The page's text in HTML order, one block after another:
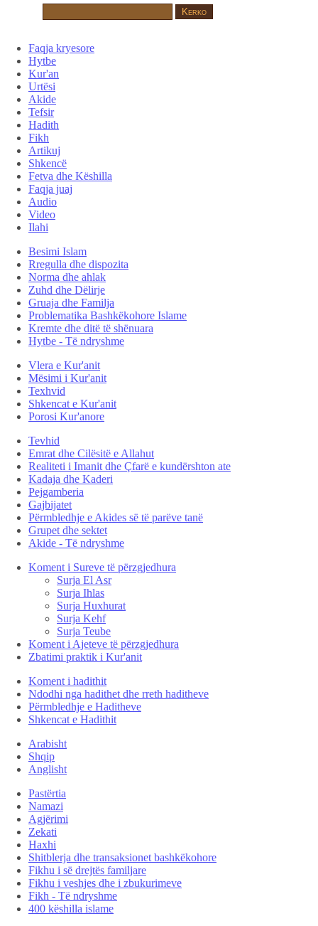
Faqja kryesore
Hytbe
Kur'an
Urtësi
Akide
Tefsir
Hadith
Fikh
Artikuj
Shkencë
Fetva dhe Këshilla
Faqja juaj
Audio
Video
Ilahi
Besimi Islam
Rregulla dhe dispozita
Norma dhe ahlak
Zuhd dhe Dëlirje
Gruaja dhe Familja
Problematika Bashkëkohore Islame
Kremte dhe ditë të shënuara
Hytbe - Të ndryshme
Vlera e Kur'anit
Mësimi i Kur'anit
Texhvid
Shkencat e Kur'anit
Porosi Kur'anore
Tevhid
Emrat dhe Cilësitë e Allahut
Realiteti i Imanit dhe Çfarë e kundërshton ate
Kadaja dhe Kaderi
Pejgamberia
Gajbijatet
Përmbledhje e Akides së të parëve tanë
Grupet dhe sektet
Akide - Të ndryshme
Koment i Sureve të përzgjedhura
Surja El Asr
Surja Ihlas
Surja Huxhurat
Surja Kehf
Surja Teube
Koment i Ajeteve të përzgjedhura
Zbatimi praktik i Kur'anit
Koment i hadithit
Ndodhi nga hadithet dhe rreth haditheve
Përmbledhje e Haditheve
Shkencat e Hadithit
Arabisht
Shqip
Anglisht
Pastërtia
Namazi
Agjërimi
Zekati
Haxhi
Shitblerja dhe transaksionet bashkëkohore
Fikhu i së drejtës familjare
Fikhu i veshjes dhe i zbukurimeve
Fikh - Të ndryshme
400 këshilla islame